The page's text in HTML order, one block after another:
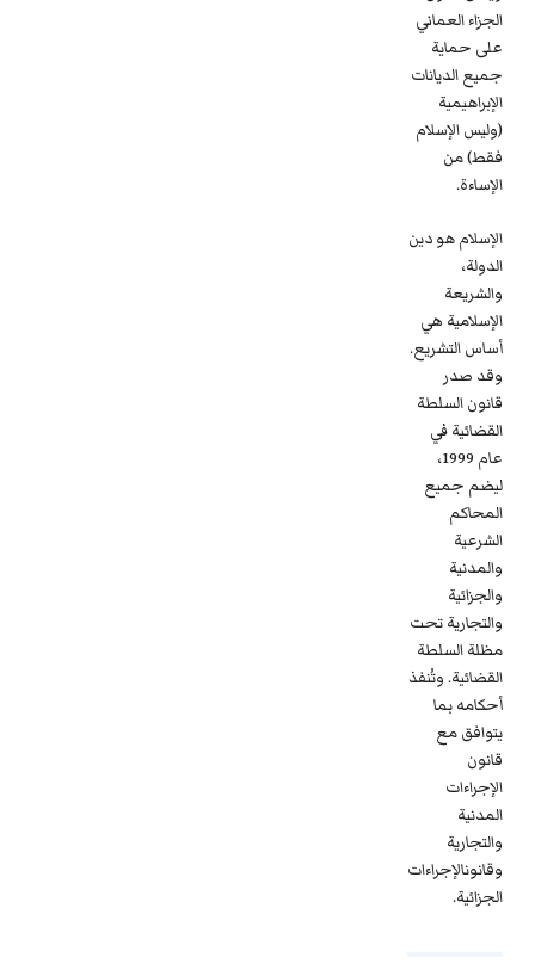
الجزاء العماني
على حماية
جميع الديانات
الإبراهيمية
(وليس الإسلام
فقط) من
الإساءة.
الإسلام هو دين
الدولة،
والشريعة
الإسلامية هي
أساس التشريع.
وقد صدر
قانون السلطة
القضائية في
عام 1999،
ليضم جميع
المحاكم
الشرعية
والمدنية
والجزائية
والتجارية تحت
مظلة السلطة
القضائية. وتُنفذ
أحكامه بما
يتوافق مع
قانون
الإجراءات
المدنية
والتجارية
وقانونالإجراءات
الجزائية.